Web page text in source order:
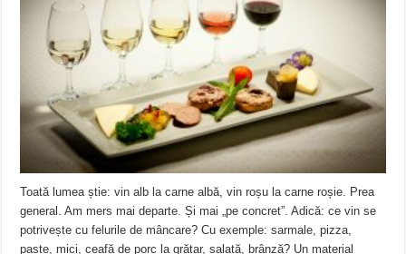
Toată lumea știe: vin alb la carne albă, vin roșu la carne roșie. Prea
general. Am mers mai departe. Și mai „pe concret”. Adică: ce vin se
potrivește cu felurile de mâncare? Cu exemple: sarmale, pizza,
paste, mici, ceafă de porc la grătar, salată, brânză? Un material